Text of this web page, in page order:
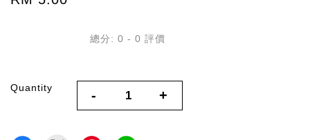
總分: 0 - 0 評價
Quantity - +